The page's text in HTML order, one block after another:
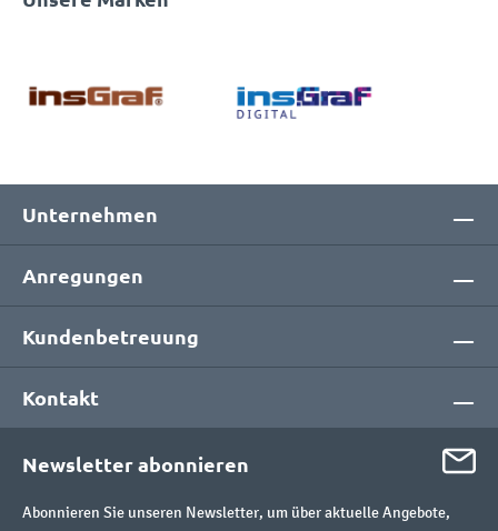
Unternehmen
Anregungen
Kundenbetreuung
Kontakt
Newsletter abonnieren
Abonnieren Sie unseren Newsletter, um über aktuelle Angebote,